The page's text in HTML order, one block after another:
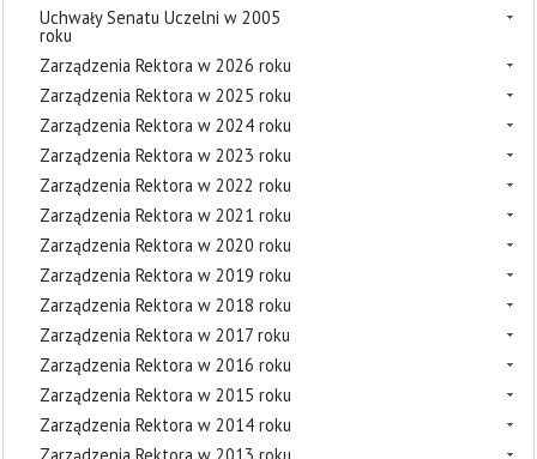
Uchwały Senatu Uczelni w 2005
roku
Zarządzenia Rektora w 2026 roku
Zarządzenia Rektora w 2025 roku
Zarządzenia Rektora w 2024 roku
Zarządzenia Rektora w 2023 roku
Zarządzenia Rektora w 2022 roku
Zarządzenia Rektora w 2021 roku
Zarządzenia Rektora w 2020 roku
Zarządzenia Rektora w 2019 roku
Zarządzenia Rektora w 2018 roku
Zarządzenia Rektora w 2017 roku
Zarządzenia Rektora w 2016 roku
Zarządzenia Rektora w 2015 roku
Zarządzenia Rektora w 2014 roku